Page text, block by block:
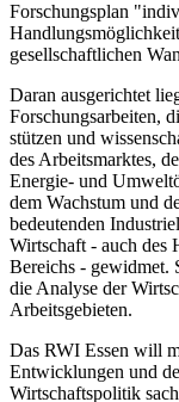
Forschungsplan
gesellschaftlichen
Daran ausgerichtet
Forschungsarbeiten,
stützen und
des Arbeitsmarktes,
Energie- und
dem Wachstum und
bedeutenden
Wirtschaft - auch des
Bereichs - gewidmet.
die Analyse der
Arbeitsgebieten.
Das RWI Essen will
Entwicklungen und
Wirtschaftspolitik